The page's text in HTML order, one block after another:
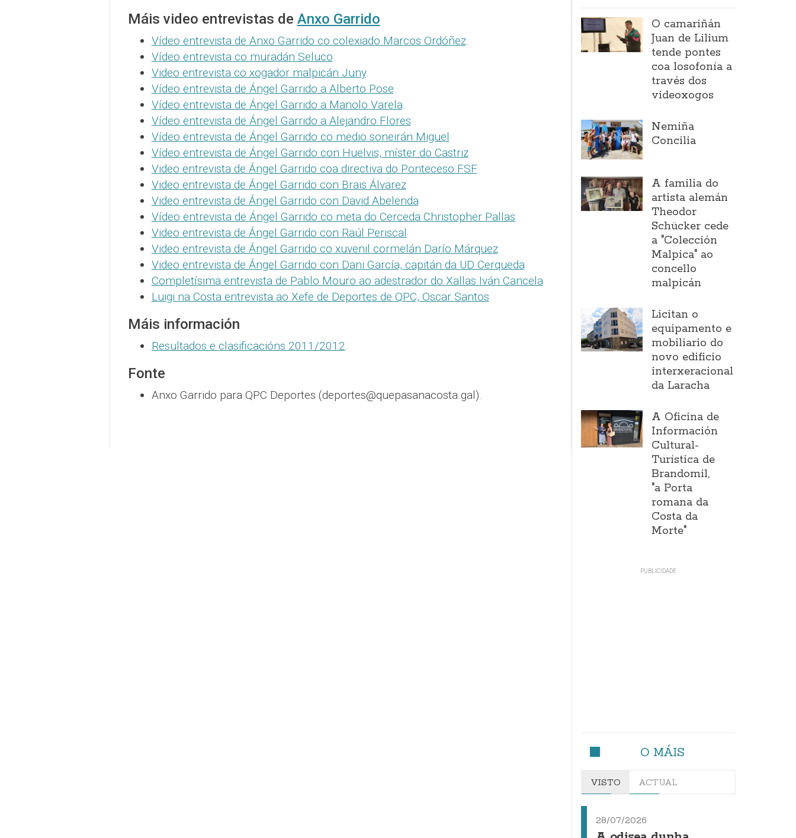
Máis video entrevistas de Anxo Garrido
Vídeo entrevista de Anxo Garrido co colexiado Marcos Ordóñez.
Vídeo entrevista co muradán Seluco.
Video entrevista co xogador malpicán Juny.
Vídeo entrevista de Ángel Garrido a Alberto Pose.
Vídeo entrevista de Ángel Garrido a Manolo Varela.
Vídeo entrevista de Ángel Garrido a Alejandro Flores
Vídeo entrevista de Ángel Garrido co medio soneirán Miguel
Vídeo entrevista de Ángel Garrido con Huelvis, míster do Castriz
Video entrevista de Ángel Garrido coa directiva do Ponteceso FSF
Video entrevista de Ángel Garrido con Brais Álvarez
Video entrevista de Ángel Garrido con David Abelenda
Vídeo entrevista de Ángel Garrido co meta do Cerceda Christopher Pallas
Video entrevista de Ángel Garrido con Raúl Periscal
Video entrevista de Ángel Garrido co xuvenil cormelán Darío Márquez
Video entrevista de Ángel Garrido con Dani García, capitán da UD Cerqueda
Completísima entrevista de Pablo Mouro ao adestrador do Xallas Iván Cancela
Luigi na Costa entrevista ao Xefe de Deportes de QPC, Oscar Santos
Máis información
Resultados e clasificacións 2011/2012.
Fonte
Anxo Garrido para QPC Deportes (deportes@quepasanacosta.gal).
O camariñán
Juan de Lilium
tende pontes
coa losofonía a
través dos
videoxogos
Nemiña
Concilia
A familia do
artista alemán
Theodor
Schücker cede
a "Colección
Malpica" ao
concello
malpicán
Licitan o
equipamento e
mobiliario do
novo edificio
interxeracional
da Laracha
A Oficina de
Información
Cultural-
Turística de
Brandomil,
"a Porta
romana da
Costa da
Morte"
O MÁIS
VISTO ACTUAL
28/07/2026